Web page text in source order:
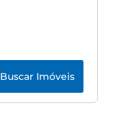
Buscar Imóveis